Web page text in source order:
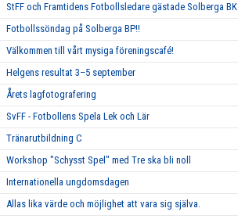
StFF och Framtidens Fotbollsledare gästade Solberga BK
Fotbollssöndag på Solberga BP!!
Välkommen till vårt mysiga föreningscafé!
Helgens resultat 3–5 september
Årets lagfotografering
SvFF - Fotbollens Spela Lek och Lär
Tränarutbildning C
Workshop "Schysst Spel" med Tre ska bli noll
Internationella ungdomsdagen
Allas lika värde och möjlighet att vara sig själva.